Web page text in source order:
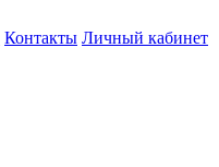
Контакты Личный кабинет